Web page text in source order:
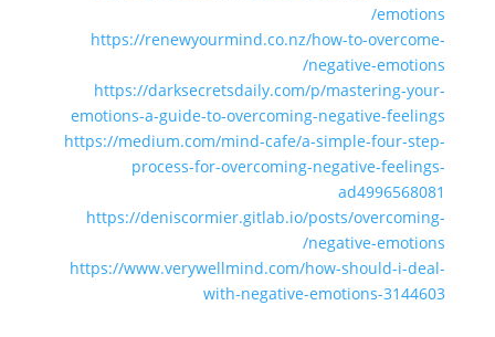
emotions/
https://renewyourmind.co.nz/how-to-overcome-
negative-emotions/
https://darksecretsdaily.com/p/mastering-your-
emotions-a-guide-to-overcoming-negative-feelings
https://medium.com/mind-cafe/a-simple-four-step-
process-for-overcoming-negative-feelings-
ad4996568081
https://deniscormier.gitlab.io/posts/overcoming-
negative-emotions/
https://www.verywellmind.com/how-should-i-deal-
with-negative-emotions-3144603